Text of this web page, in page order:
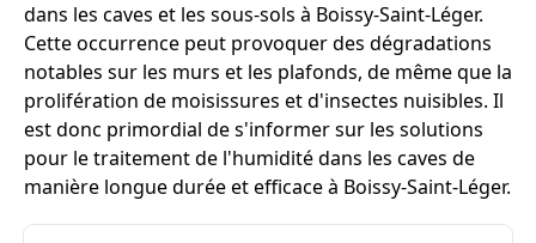
dans les caves et les sous-sols à Boissy-Saint-Léger.
Cette occurrence peut provoquer des dégradations
notables sur les murs et les plafonds, de même que la
prolifération de moisissures et d'insectes nuisibles. Il
est donc primordial de s'informer sur les solutions
pour le traitement de l'humidité dans les caves de
manière longue durée et efficace à Boissy-Saint-Léger.